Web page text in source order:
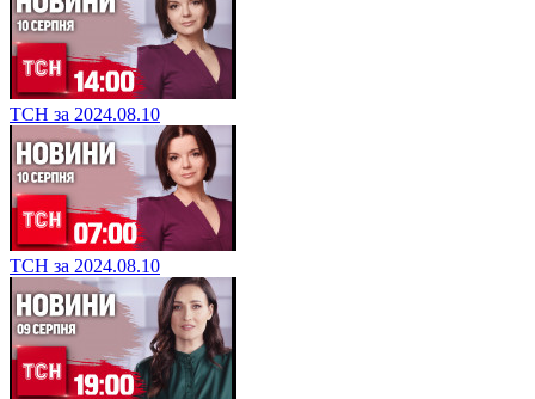
ТСН за 2024.08.10
ТСН за 2024.08.10